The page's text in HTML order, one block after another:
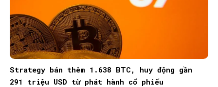
Strategy bán thêm 1.638 BTC, huy động gần
291 triệu USD từ phát hành cổ phiếu